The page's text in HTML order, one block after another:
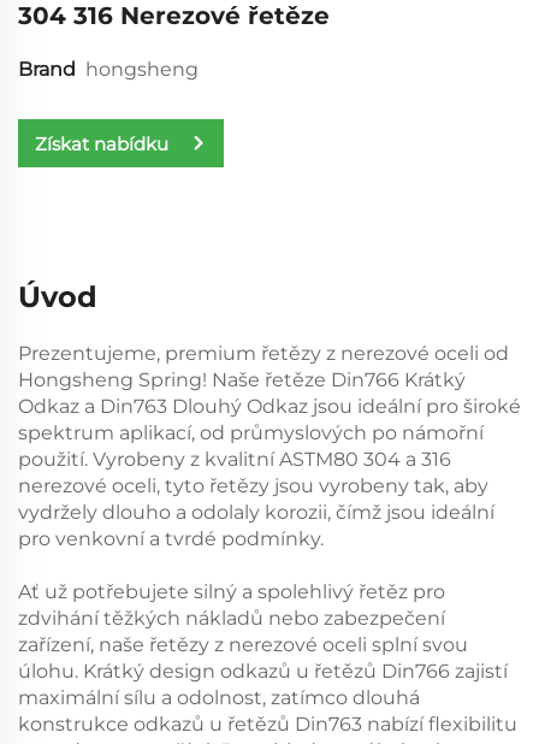
304 316 Nerezové řetěze
Brand hongsheng
Získat nabídku
Úvod
Prezentujeme, premium řetězy z nerezové oceli od
Hongsheng Spring! Naše řetěze Din766 Krátký
Odkaz a Din763 Dlouhý Odkaz jsou ideální pro široké
spektrum aplikací, od průmyslových po námořní
použití. Vyrobeny z kvalitní ASTM80 304 a 316
nerezové oceli, tyto řetězy jsou vyrobeny tak, aby
vydržely dlouho a odolaly korozii, čímž jsou ideální
pro venkovní a tvrdé podmínky.
Ať už potřebujete silný a spolehlivý řetěz pro
zdvihání těžkých nákladů nebo zabezpečení
zařízení, naše řetězy z nerezové oceli splní svou
úlohu. Krátký design odkazů u řetězů Din766 zajistí
maximální sílu a odolnost, zatímco dlouhá
konstrukce odkazů u řetězů Din763 nabízí flexibilitu